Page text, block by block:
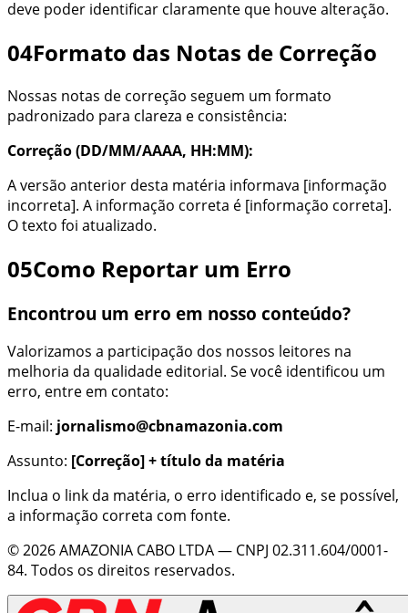
deve poder identificar claramente que houve alteração.
04Formato das Notas de Correção
Nossas notas de correção seguem um formato
padronizado para clareza e consistência:
Correção (DD/MM/AAAA, HH:MM):
A versão anterior desta matéria informava [informação
incorreta]. A informação correta é [informação correta].
O texto foi atualizado.
05Como Reportar um Erro
Encontrou um erro em nosso conteúdo?
Valorizamos a participação dos nossos leitores na
melhoria da qualidade editorial. Se você identificou um
erro, entre em contato:
E-mail: jornalismo@cbnamazonia.com
Assunto: [Correção] + título da matéria
Inclua o link da matéria, o erro identificado e, se possível,
a informação correta com fonte.
©2026AMAZONIA CABO LTDA— CNPJ 02.311.604/0001-
84. Todos os direitos reservados.